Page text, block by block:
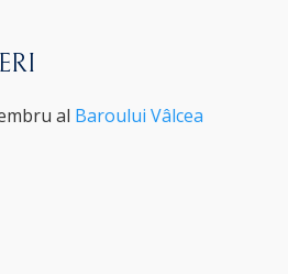
al Baroului Vâlcea